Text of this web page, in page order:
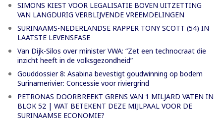
SIMONS KIEST VOOR LEGALISATIE BOVEN UITZETTING
VAN LANGDURIG VERBLIJVENDE VREEMDELINGEN
SURINAAMS-NEDERLANDSE RAPPER TONY SCOTT (54) IN
LAATSTE LEVENSFASE
Van Dijk-Silos over minister VWA: “Zet een technocraat die
inzicht heeft in de volksgezondheid”
Gouddossier 8: Asabina bevestigt goudwinning op bodem
Surinamerivier: Concessie voor riviergrind
PETRONAS DOORBREEKT GRENS VAN 1 MILJARD VATEN IN
BLOK 52 | WAT BETEKENT DEZE MIJLPAAL VOOR DE
SURINAAMSE ECONOMIE?